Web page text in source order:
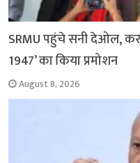
SRMU पहुंचे सनी देओल,
1947’ का किया प्रमोशन
August 8, 2026